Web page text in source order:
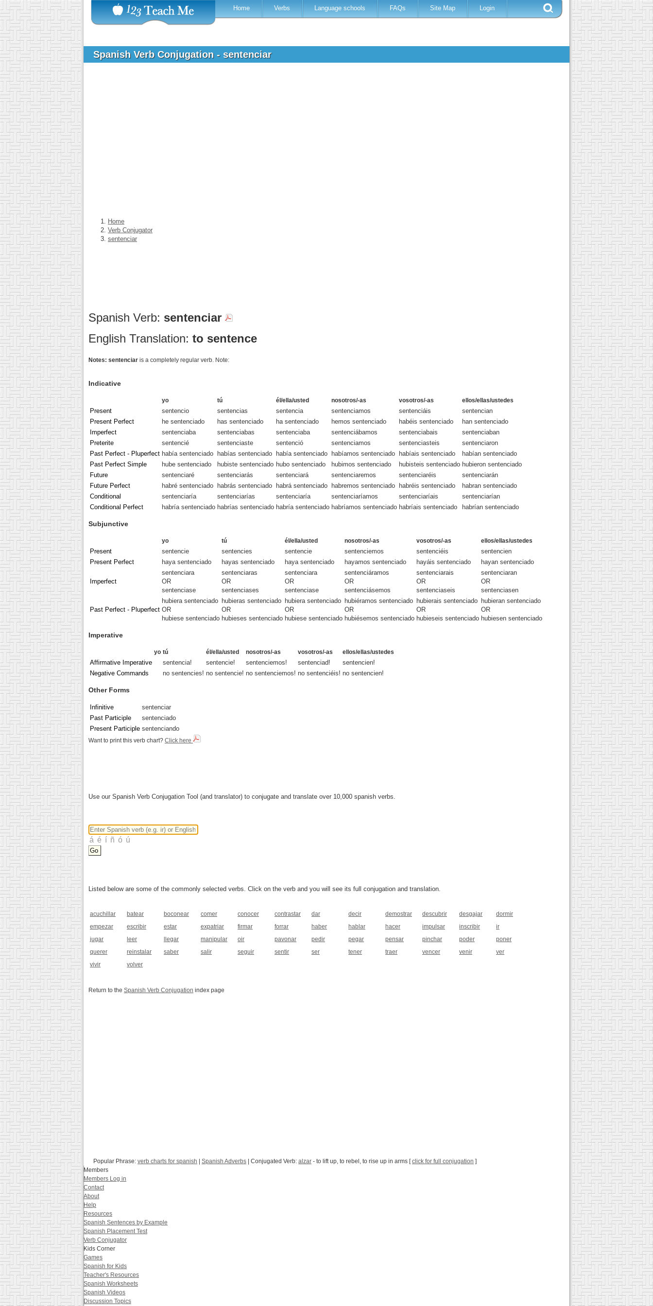
Home Verbs Language schools FAQs Site Map Login
Spanish Verb Conjugation - sentenciar
Home
Verb Conjugator
sentenciar
Spanish Verb: sentenciar
English Translation: to sentence
Notes: sentenciar is a completely regular verb. Note:
Indicative
yo tú él/ella/usted nosotros/-as vosotros/-as ellos/ellas/ustedes
Present sentencio sentencias sentencia sentenciamos sentenciáis
sentencian
Present Perfect
he sentenciado has sentenciado ha sentenciado hemos sentenciado habéis sentenciado
han sentenciado
Imperfect
sentenciaba sentenciabas sentenciaba sentenciábamos sentenciabais
sentenciaban
Preterite
sentencié sentenciaste sentenció sentenciamos sentenciasteis
sentenciaron
Past Perfect - Pluperfect había sentenciado habías sentenciado había sentenciado habíamos sentenciado habíais sentenciado
habían sentenciado
Past Perfect Simple
hube sentenciado hubiste sentenciado hubo sentenciado hubimos sentenciado hubisteis sentenciado hubieron sentenciado
Future
sentenciaré sentenciarás sentenciará sentenciaremos sentenciaréis
sentenciarán
Future Perfect
habré sentenciado habrás sentenciado habrá sentenciado habremos sentenciado habréis sentenciado
habran sentenciado
Conditional
sentenciaría sentenciarías sentenciaría sentenciaríamos sentenciaríais
sentenciarían
Conditional Perfect
habría sentenciado habrías sentenciado habría sentenciado habríamos sentenciado habríais sentenciado habrían sentenciado
Subjunctive
yo tú él/ella/usted nosotros/-as vosotros/-as ellos/ellas/ustedes
Present sentencie sentencies sentencie sentenciemos sentenciéis
sentencien
Present Perfect
haya sentenciado hayas sentenciado haya sentenciado hayamos sentenciado hayáis sentenciado hayan sentenciado
Imperfect
sentenciara
OR
sentenciase
sentenciaras
OR
sentenciases
sentenciara
OR
sentenciase
sentenciáramos
OR
sentenciásemos
sentenciarais
OR
sentenciaseis
sentenciaran
OR
sentenciasen
Past Perfect - Pluperfect
hubiera sentenciado
OR
hubiese sentenciado
hubieras sentenciado
OR
hubieses sentenciado
hubiera sentenciado
OR
hubiese sentenciado
hubiéramos sentenciado
OR
hubiésemos sentenciado
hubierais sentenciado
OR
hubieseis sentenciado
hubieran sentenciado
OR
hubiesen sentenciado
Imperative
yo tú él/ella/usted nosotros/-as vosotros/-as ellos/ellas/ustedes
Affirmative Imperative sentencia! sentencie! sentenciemos! sentenciad!
sentencien!
Negative Commands
no sentencies! no sentencie! no sentenciemos! no sentenciéis! no sentencien!
Other Forms
Infinitive
sentenciar
Past Participle
sentenciado
Present Participle sentenciando
Want to print this verb chart? Click here
Use our Spanish Verb Conjugation Tool (and translator) to conjugate and translate over 10,000 spanish verbs.
Listed below are some of the commonly selected verbs. Click on the verb and you will see its full conjugation and translation.
acuchillar batear boconear comer conocer contrastar dar decir demostrar descubrir desgajar
dormir
empezar
escribir estar expatriar firmar forrar haber hablar hacer impulsar inscribir
ir
jugar
leer llegar manipular oir pavonar pedir pegar pensar pinchar poder
poner
querer
reinstalar saber salir seguir sentir ser tener traer vencer venir
ver
vivir
volver
Return to the Spanish Verb Conjugation index page
Popular Phrase: verb charts for spanish | Spanish Adverbs | Conjugated Verb: alzar - to lift up, to rebel, to rise up in arms [click for full conjugation ]
Members
Members Log in
Contact
About
Help
Resources
Spanish Sentences by Example
Spanish Placement Test
Verb Conjugator
Kids Corner
Games
Spanish for Kids
Teacher's Resources
Spanish Worksheets
Spanish Videos
Discussion Topics